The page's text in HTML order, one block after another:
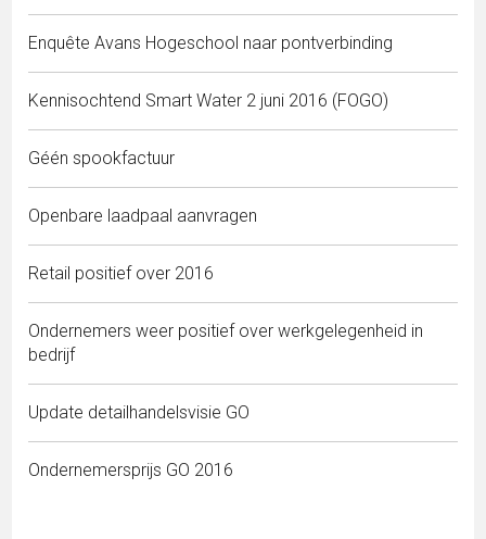
Enquête Avans Hogeschool naar pontverbinding
Kennisochtend Smart Water 2 juni 2016 (FOGO)
Géén spookfactuur
Openbare laadpaal aanvragen
Retail positief over 2016
Ondernemers weer positief over werkgelegenheid in
bedrijf
Update detailhandelsvisie GO
Ondernemersprijs GO 2016